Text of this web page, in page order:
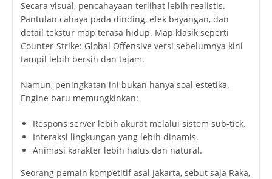
Secara visual, pencahayaan terlihat lebih realistis.
Pantulan cahaya pada dinding, efek bayangan, dan
detail tekstur map terasa hidup. Map klasik seperti
Counter-Strike: Global Offensive versi sebelumnya kini
tampil lebih bersih dan tajam.
Namun, peningkatan ini bukan hanya soal estetika.
Engine baru memungkinkan:
Respons server lebih akurat melalui sistem sub-tick.
Interaksi lingkungan yang lebih dinamis.
Animasi karakter lebih halus dan natural.
Seorang pemain kompetitif asal Jakarta, sebut saja Raka,